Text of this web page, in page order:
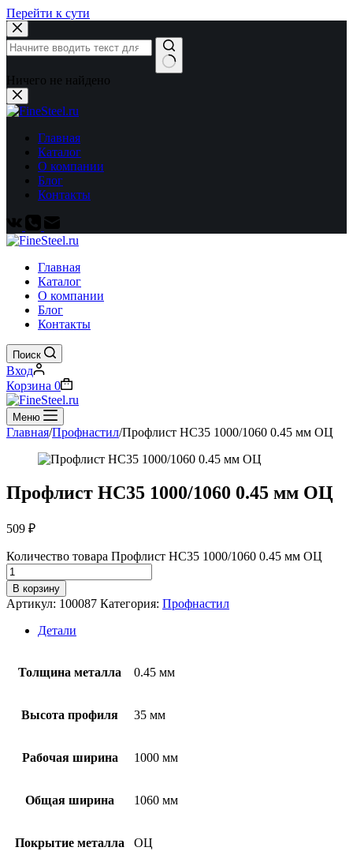
Перейти к сути
Ничего не найдено
Главная
Каталог
О компании
Блог
Контакты
Главная
Каталог
О компании
Блог
Контакты
Поиск
Вход
Корзина 0
Меню
Главная/Профнастил/Профлист НС35 1000/1060 0.45 мм ОЦ
Профлист НС35 1000/1060 0.45 мм ОЦ
509 ₽
Количество товара Профлист НС35 1000/1060 0.45 мм ОЦ
В корзину
Артикул: 100087 Категория: Профнастил
Детали
Толщина металла 0.45 мм
Высота профиля 35 мм
Рабочая ширина 1000 мм
Общая ширина 1060 мм
Покрытие металла ОЦ